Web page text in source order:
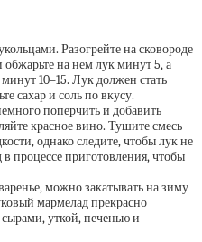
Разогрейте на сковороде
обжарьте на нем лук минут 5, а
10–15. Лук должен стать
сахар и соль по вкусу.
поперчить и добавить
красное вино. Тушите смесь
однако следите, чтобы лук не
процессе приготовления, чтобы
можно закатывать на зиму
мармелад прекрасно
сырами, уткой, печенью и